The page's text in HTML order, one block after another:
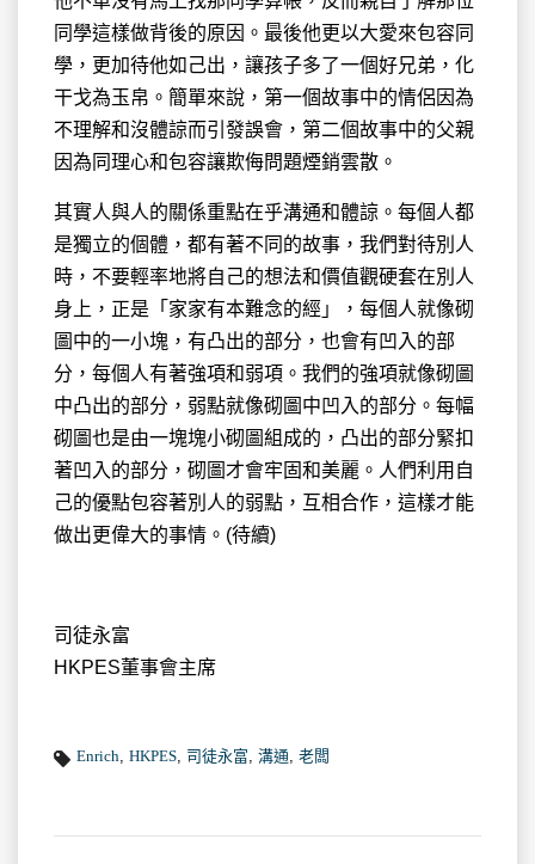
同學這樣做背後的原因。最後他更以大愛來包容同
學，更加待他如己出，讓孩子多了一個好兄弟，化
干戈為玉帛。簡單來說，第一個故事中的情侶因為
不理解和沒體諒而引發誤會，第二個故事中的父親
因為同理心和包容讓欺侮問題煙銷雲散。
其實人與人的關係重點在乎溝通和體諒。每個人都
是獨立的個體，都有著不同的故事，我們對待別人
時，不要輕率地將自己的想法和價值觀硬套在別人
身上，正是「家家有本難念的經」，每個人就像砌
圖中的一小塊，有凸出的部分，也會有凹入的部
分，每個人有著強項和弱項。我們的強項就像砌圖
中凸出的部分，弱點就像砌圖中凹入的部分。每幅
砌圖也是由一塊塊小砌圖組成的，凸出的部分緊扣
著凹入的部分，砌圖才會牢固和美麗。人們利用自
己的優點包容著別人的弱點，互相合作，這樣才能
做出更偉大的事情。(待續)
司徒永富
HKPES董事會主席
Enrich HKPES 司徒永富 溝通 老闆